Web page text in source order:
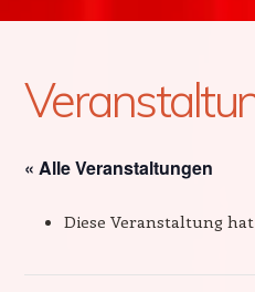
« Alle Veranstaltungen
Diese Veranstaltung